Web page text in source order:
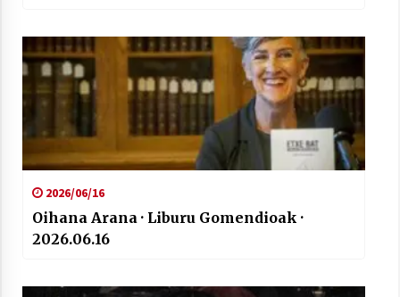
2026/06/16
Oihana Arana · Liburu Gomendioak ·
2026.06.16